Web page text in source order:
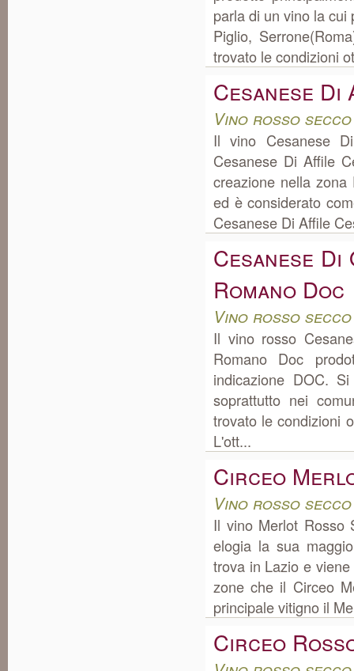
parla di un vino la
Piglio,
trovato le condizioni
Cesanese
Vino rosso
Il vino Cesanese
Cesanese Di Affile
creazione nella
ed è considerato
Cesanese Di Affile
Cesanese
Romano Doc
Vino rosso
Il vino rosso
Romano Doc
indicazione DOC.
soprattutto nei
trovato le condizioni
L'ott...
Circeo
Vino rosso
Il vino Merlot Rosso
elogia la sua
trova in Lazio e
zone che il Circeo
principale vitigno il
Circeo